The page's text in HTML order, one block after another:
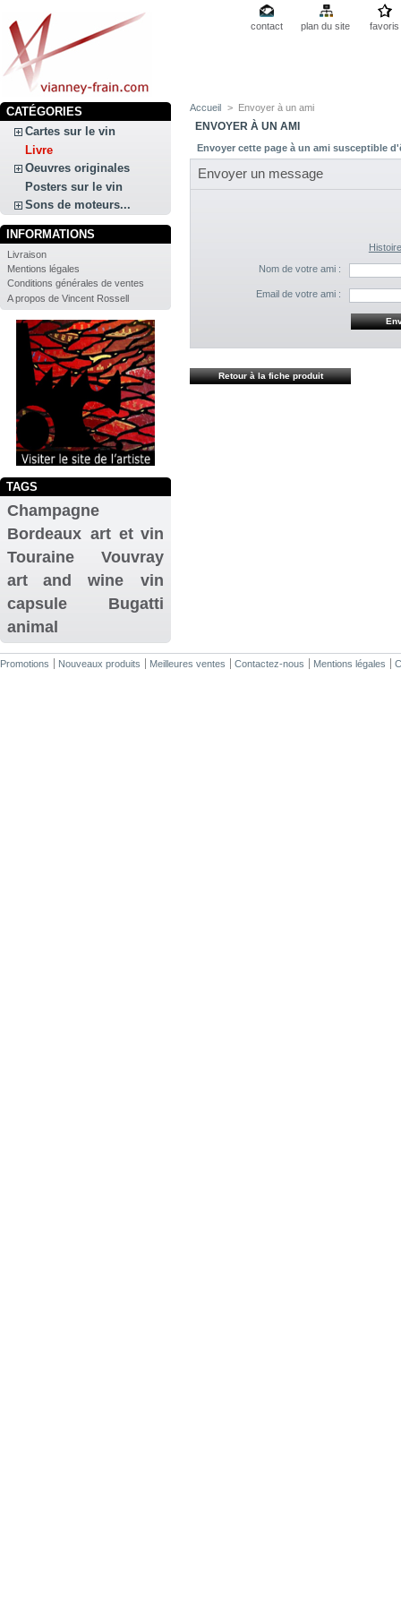
contact plan du site favoris
CATÉGORIES
Cartes sur le vin
Livre
Oeuvres originales
Posters sur le vin
Sons de moteurs...
INFORMATIONS
Livraison
Mentions légales
Conditions générales de ventes
A propos de Vincent Rossell
TAGS
Champagne
Bordeaux art et vin
Touraine
Vouvray
art and wine
vin
capsule
Bugatti
animal
Accueil > Envoyer à un ami
ENVOYER À UN AMI
Envoyer cette page à un ami susceptible
Envoyer un message
Nom de votre ami :
Email de votre ami :
Retour à la fiche produit
Promotions Nouveaux produits Meilleures ventes Contactez-nous Mentions légales